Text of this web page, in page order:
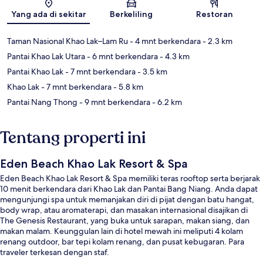
Yang ada di sekitar Berkeliling Restoran
Taman Nasional Khao Lak–Lam Ru- 4 mnt berkendara- 2.3 km
Pantai Khao Lak Utara- 6 mnt berkendara- 4.3 km
Pantai Khao Lak- 7 mnt berkendara- 3.5 km
Khao Lak- 7 mnt berkendara- 5.8 km
Pantai Nang Thong - 9 mnt berkendara- 6.2 km
Tentang properti ini
Eden Beach Khao Lak Resort & Spa
Eden Beach Khao Lak Resort & Spa memiliki teras rooftop serta berjarak
10 menit berkendara dari Khao Lak dan Pantai Bang Niang. Anda dapat
mengunjungi spa untuk memanjakan diri di pijat dengan batu hangat,
body wrap, atau aromaterapi, dan masakan internasional disajikan di
The Genesis Restaurant, yang buka untuk sarapan, makan siang, dan
makan malam. Keunggulan lain di hotel mewah ini meliputi 4 kolam
renang outdoor, bar tepi kolam renang, dan pusat kebugaran. Para
traveler terkesan dengan staf.